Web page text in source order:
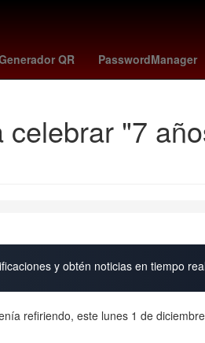
QR PasswordManager
Semana Santa Claro Sports
"7
y obtén noticias en tiempo
refiriendo, este lunes 1 de